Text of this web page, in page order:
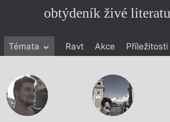
obtýdeník živé
Témata Ravt Akce Příležitosti